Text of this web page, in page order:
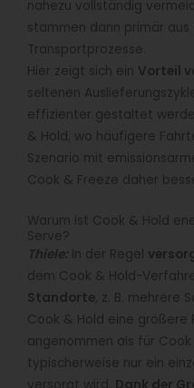
nahezu vollständig
stammen dann primär
Transportprozesse.
Hier zeigt sich ein Vorteil
seltenen
effizienter gestaltet
& Hold, wo häufigere
Szenario mit
Cook & Freeze daher
Warum ist Cook & Hold
Serve?
Thiele: In der Regel
dem Cook & Hold-
Standorte, z. B. mehrere
Cook & Hold eine größere
angenommen als für
typischerweise nur ein
versorgt wird. Dank der